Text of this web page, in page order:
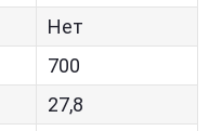
Нет
700
27,8